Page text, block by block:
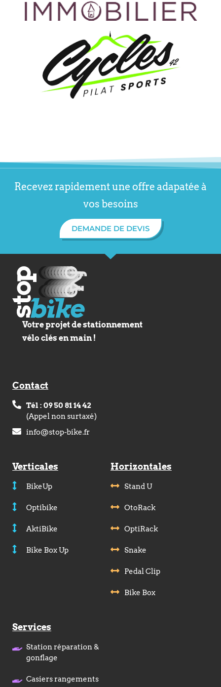
Recevez rapidement une offre adapatée à
vos besoins
DEMANDE DE DEVIS
Votre projet de stationnement
vélo clés en main !
Contact
Tél : 09 50 81 14 42
(Appel non surtaxé)
info@stop-bike.fr
Verticales
BikeUp
Optibike
AktiBike
Bike Box Up
Horizontales
Stand U
OtoRack
OptiRack
Snake
Pedal Clip
Bike Box
Services
Station réparation &
gonflage
Casiers rangements